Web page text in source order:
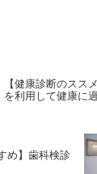
【健康診断のスス
を利用して健康に
め】歯科検診